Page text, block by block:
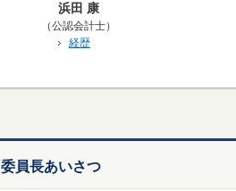
浜田 康
（公認会計士）
経歴
委員長あいさつ